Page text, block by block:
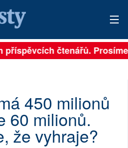
čtenářů.
450 milionů
60 milionů.
že vyhraje?